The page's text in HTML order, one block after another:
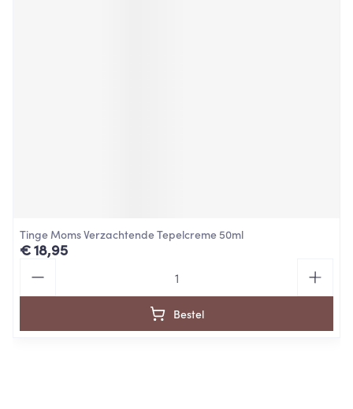
Tinge Moms Verzachtende Tepelcreme 50ml
€ 18,95
Bestel